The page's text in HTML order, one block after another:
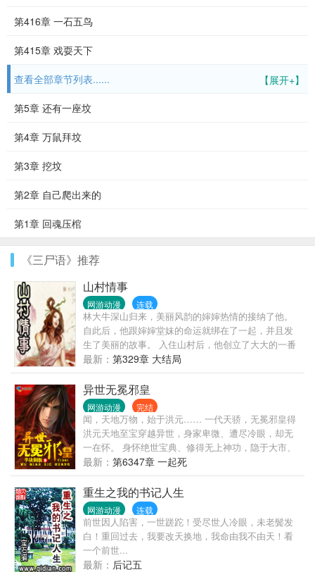
第416章 一石五鸟
第415章 戏耍天下
【展开+】
查看全部章节列表......
第5章 还有一座坟
第4章 万鼠拜坟
第3章 挖坟
第2章 自己爬出来的
第1章 回魂压棺
《三尸语》推荐
山村情事
网游动漫 连载
林大牛深山归来，美丽风韵的婶婶热情的接纳了他。
自此后，他跟婶婶堂妹的命运就绑在了一起，并且发
生了美丽的故事。 入住山村后，他创立了大大的一番
事业，更因为天赋异禀，惹来了无数女人的青睐……
最新： 第329章 大结局
异世无冕邪皇
网游动漫 完结
闻，天地万物，始于洪元…… 一代天骄，无冕邪皇得
洪元天地至宝穿越异世，身家卑微、遭尽冷眼，却无
一在怀。 身怀绝世宝典、修得无上神功，隐于大市、
弄天下于股掌。 所谓： 任由红尘漫漫、天道渺渺。
我自长空破浪、仗剑踏歌。 顺我者生，逆我者亡是我
的原则。 携众美眷、畅游天下是我的心愿。 吾乃邪
皇、天地无冕！（邪皇超级群：91529283，也可以加
入神霄粉丝群：176410743）
最新： 第6347章 一起死
重生之我的书记人生
网游动漫 连载
前世因人陷害，一世蹉跎！受尽世人冷眼，未老鬓发
白！重回过去，我要改天换地，我命由我不由天！看
一个前世...
最新： 后记五